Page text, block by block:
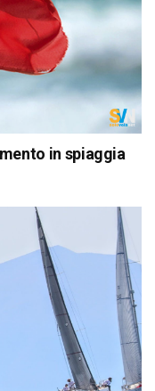
in spiaggia